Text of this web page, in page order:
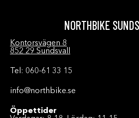
NORTHBIKE
Kontorsvägen 8
852 29 Sundsvall
Tel: 060-61 33 15
info@northbike.se
Öppettider